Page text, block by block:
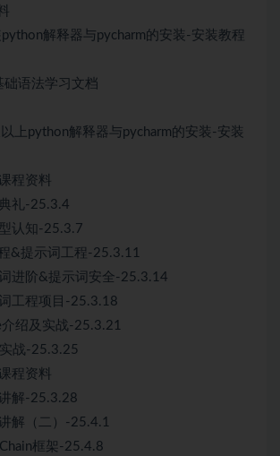
解释器与pycharm的安装-安装教程
语法学习文档
上python解释器与pycharm的安装-安装
程资料
礼-25.3.4
认知-25.3.7
&提示词工程-25.3.11
进阶&提示词安全-25.3.14
工程项目-25.3.18
绍及实战-25.3.21
战-25.3.25
程资料
解-25.3.28
解（二）-25.4.1
框架-25.4.8